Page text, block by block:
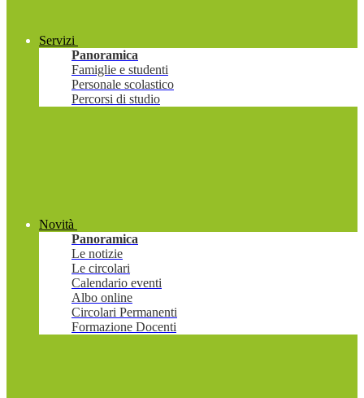
Servizi
Panoramica
Famiglie e studenti
Personale scolastico
Percorsi di studio
Novità
Panoramica
Le notizie
Le circolari
Calendario eventi
Albo online
Circolari Permanenti
Formazione Docenti